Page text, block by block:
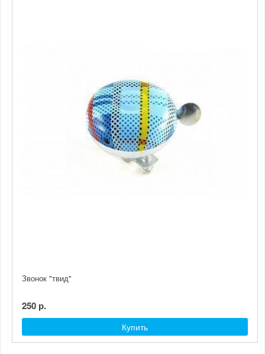
Звонок "твид"
250 р.
Купить